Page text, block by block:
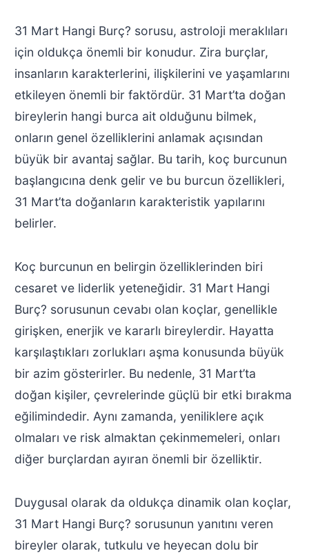
31 Mart Hangi Burç? sorusu, astroloji meraklıları
için oldukça önemli bir konudur. Zira burçlar,
insanların karakterlerini, ilişkilerini ve yaşamlarını
etkileyen önemli bir faktördür. 31 Mart’ta doğan
bireylerin hangi burca ait olduğunu bilmek,
onların genel özelliklerini anlamak açısından
büyük bir avantaj sağlar. Bu tarih, koç burcunun
başlangıcına denk gelir ve bu burcun özellikleri,
31 Mart’ta doğanların karakteristik yapılarını
belirler.
Koç burcunun en belirgin özelliklerinden biri
cesaret ve liderlik yeteneğidir. 31 Mart Hangi
Burç? sorusunun cevabı olan koçlar, genellikle
girişken, enerjik ve kararlı bireylerdir. Hayatta
karşılaştıkları zorlukları aşma konusunda büyük
bir azim gösterirler. Bu nedenle, 31 Mart’ta
doğan kişiler, çevrelerinde güçlü bir etki bırakma
eğilimindedir. Aynı zamanda, yeniliklere açık
olmaları ve risk almaktan çekinmemeleri, onları
diğer burçlardan ayıran önemli bir özelliktir.
Duygusal olarak da oldukça dinamik olan koçlar,
31 Mart Hangi Burç? sorusunun yanıtını veren
bireyler olarak, tutkulu ve heyecan dolu bir